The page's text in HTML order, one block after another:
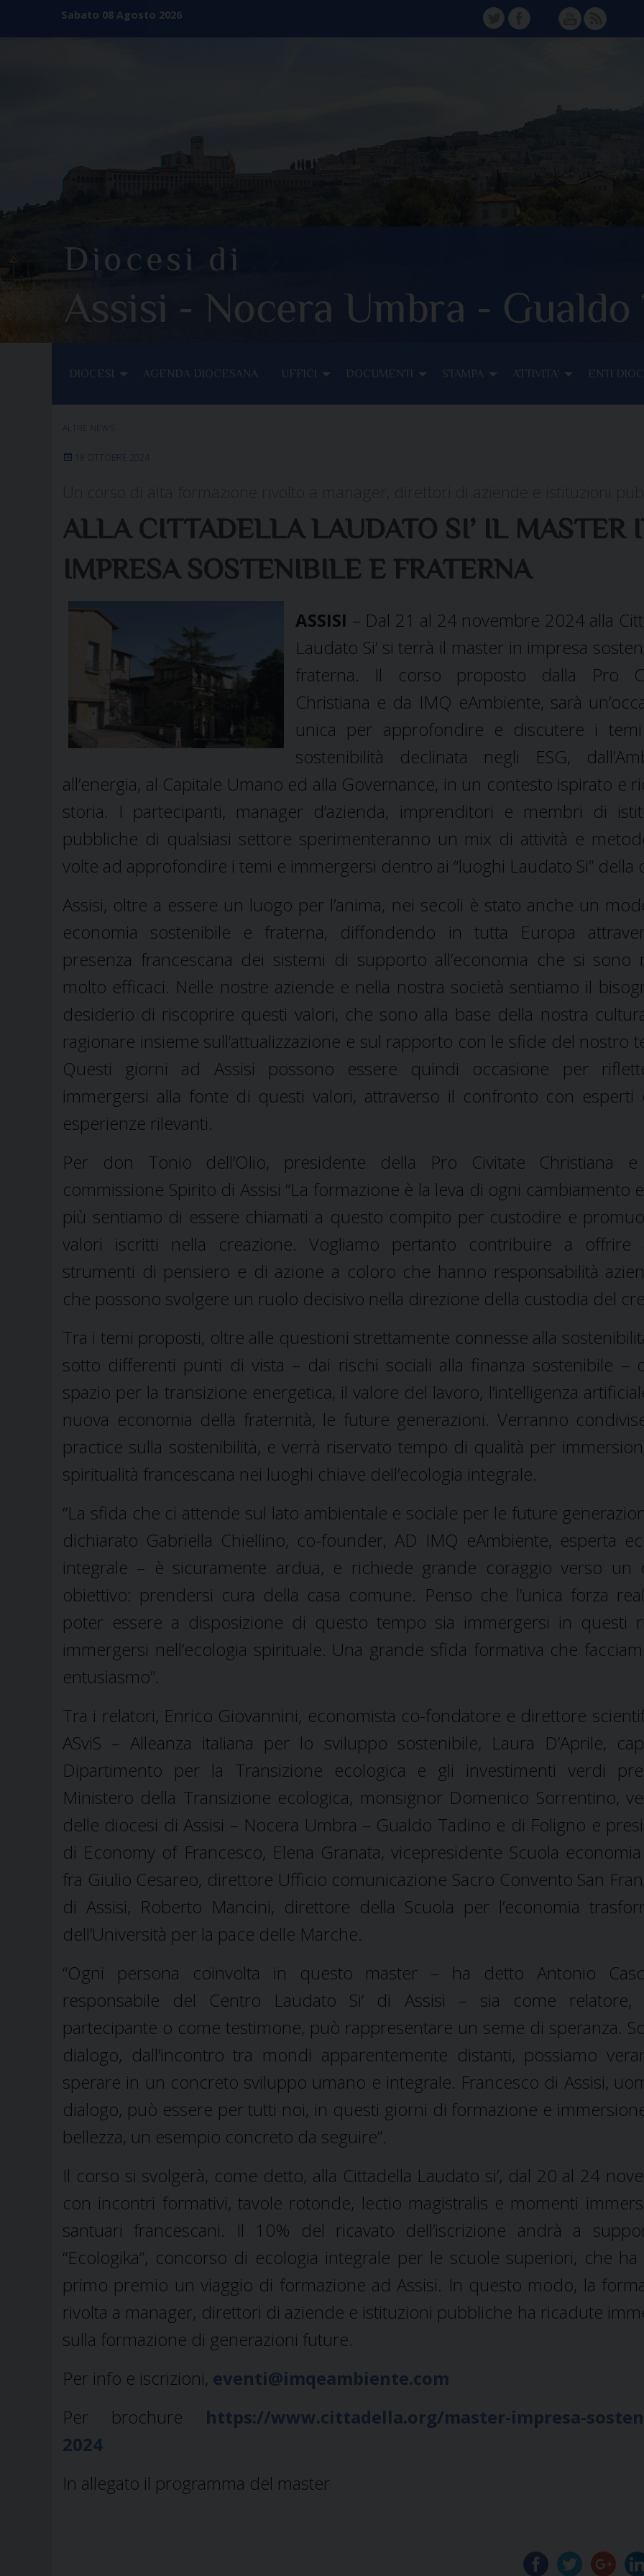
content
Sabato 08 Agosto 2026
TW FB Instagram
YT FD
DIOCESI AGENDA DIOCESANA UFFICI DOCUMENTI STAMPA ATTIVITA’ ENTI
ALTRE NEWS
18 OTTOBRE 2024
ALLA CITTADELLA LAUDATO SI’ IL MASTER
IMPRESA SOSTENIBILE E FRATERNA
ASSISI – Dal 21 al 24 novembre 2024 alla
Laudato Si’ si terrà il master in impresa
fraterna. Il corso proposto dalla Pro
Christiana e da IMQ eAmbiente, sarà
unica per approfondire e discutere i
sostenibilità declinata negli ESG,
all’energia, al Capitale Umano ed alla Governance, in un contesto ispirato e
storia. I partecipanti, manager d’azienda, imprenditori e membri di
pubbliche di qualsiasi settore sperimenteranno un mix di attività e
volte ad approfondire i temi e immergersi dentro ai “luoghi Laudato Si” della
Assisi, oltre a essere un luogo per l’anima, nei secoli è stato anche un
economia sostenibile e fraterna, diffondendo in tutta Europa
presenza francescana dei sistemi di supporto all’economia che si sono
molto efficaci. Nelle nostre aziende e nella nostra società sentiamo il
desiderio di riscoprire questi valori, che sono alla base della nostra
ragionare insieme sull’attualizzazione e sul rapporto con le sfide del nostro
Questi giorni ad Assisi possono essere quindi occasione per
immergersi alla fonte di questi valori, attraverso il confronto con esperti
esperienze rilevanti.
Per don Tonio dell’Olio, presidente della Pro Civitate Christiana
commissione Spirito di Assisi “La formazione è la leva di ogni cambiamento
più sentiamo di essere chiamati a questo compito per custodire e
valori iscritti nella creazione. Vogliamo pertanto contribuire a offrire
strumenti di pensiero e di azione a coloro che hanno responsabilità
che possono svolgere un ruolo decisivo nella direzione della custodia del
Tra i temi proposti, oltre alle questioni strettamente connesse alla
sotto differenti punti di vista – dai rischi sociali alla finanza sostenibile –
spazio per la transizione energetica, il valore del lavoro, l’intelligenza
nuova economia della fraternità, le future generazioni. Verranno
practice sulla sostenibilità, e verrà riservato tempo di qualità per
spiritualità francescana nei luoghi chiave dell’ecologia integrale.
“La sfida che ci attende sul lato ambientale e sociale per le future
dichiarato Gabriella Chiellino, co-founder, AD IMQ eAmbiente, esperta
integrale – è sicuramente ardua, e richiede grande coraggio verso un
obiettivo: prendersi cura della casa comune. Penso che l’unica forza
poter essere a disposizione di questo tempo sia immergersi in questi
immergersi nell’ecologia spirituale. Una grande sfida formativa che
entusiasmo”.
Tra i relatori, Enrico Giovannini, economista co-fondatore e direttore
ASviS – Alleanza italiana per lo sviluppo sostenibile, Laura D’Aprile,
Dipartimento per la Transizione ecologica e gli investimenti verdi
Ministero della Transizione ecologica, monsignor Domenico Sorrentino,
delle diocesi di Assisi – Nocera Umbra – Gualdo Tadino e di Foligno e
di Economy of Francesco, Elena Granata, vicepresidente Scuola economia
fra Giulio Cesareo, direttore Ufficio comunicazione Sacro Convento San
di Assisi, Roberto Mancini, direttore della Scuola per l’economia
dell’Università per la pace delle Marche.
“Ogni persona coinvolta in questo master – ha detto Antonio
responsabile del Centro Laudato Si’ di Assisi – sia come relatore,
partecipante o come testimone, può rappresentare un seme di speranza.
dialogo, dall’incontro tra mondi apparentemente distanti, possiamo
sperare in un concreto sviluppo umano e integrale. Francesco di Assisi,
dialogo, può essere per tutti noi, in questi giorni di formazione e
bellezza, un esempio concreto da seguire”.
Il corso si svolgerà, come detto, alla Cittadella Laudato si’, dal 20 al 24
con incontri formativi, tavole rotonde, lectio magistralis e momenti
santuari francescani. Il 10% del ricavato dell’iscrizione andrà a
“Ecologika”, concorso di ecologia integrale per le scuole superiori, che
primo premio un viaggio di formazione ad Assisi. In questo modo, la
rivolta a manager, direttori di aziende e istituzioni pubbliche ha ricadute
sulla formazione di generazioni future.
Per info e iscrizioni, eventi@imqeambiente.com
Per brochure https://www.cittadella.org/master-impresa-
2024
In allegato il programma del master